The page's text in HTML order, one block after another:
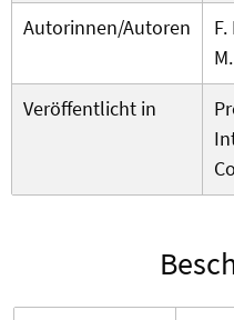
Autorinnen/Autoren
Veröffentlicht in